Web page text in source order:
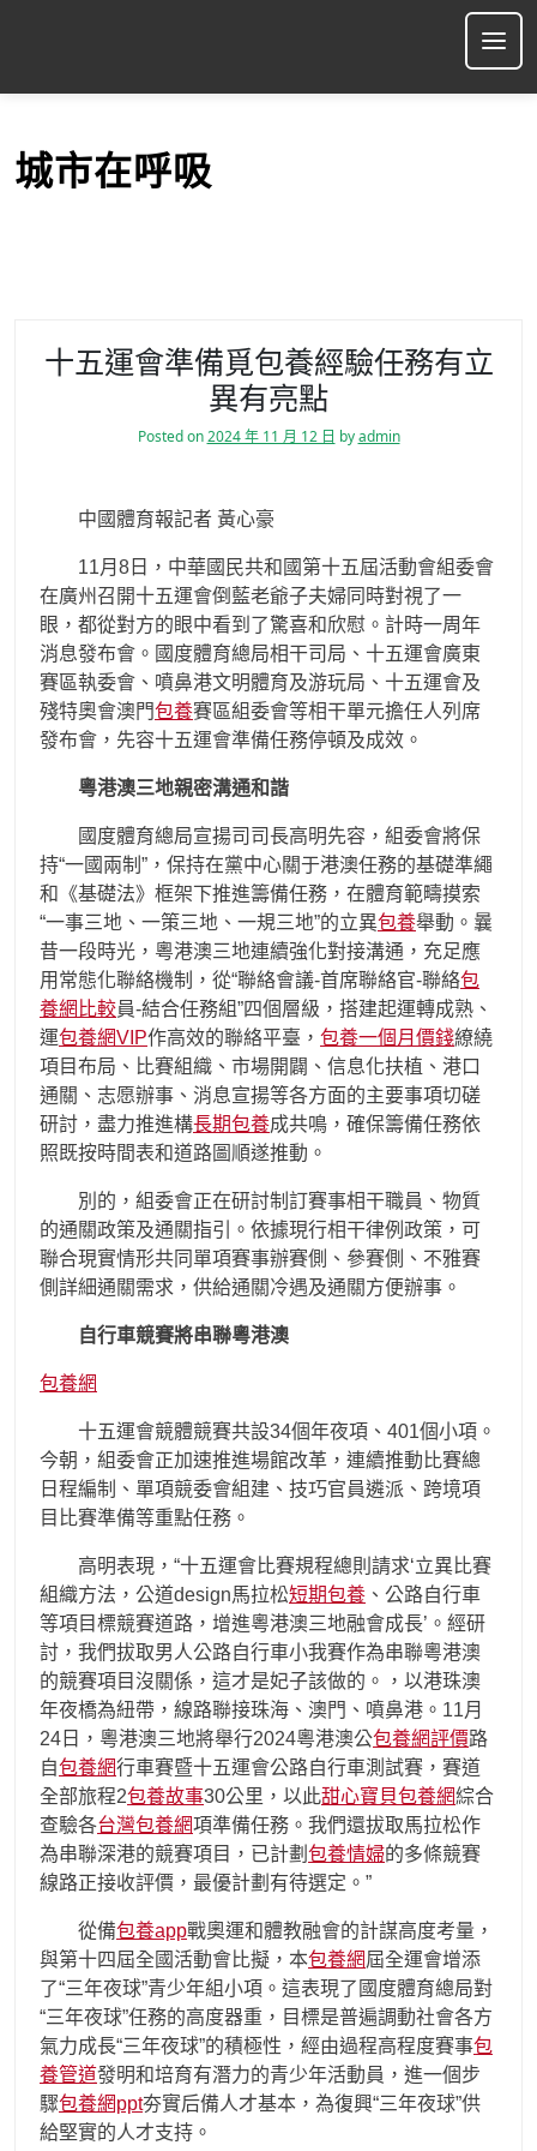
p
城市在呼吸
十五運會準備覓包養經驗任務有立
異有亮點
Posted on2024 年 11 月 12 日 byadmin
中國體育報記者 黃心豪
11月8日，中華國民共和國第十五屆活動會組委會
在廣州召開十五運會倒藍老爺子夫婦同時對視了一
眼，都從對方的眼中看到了驚喜和欣慰。計時一周年
消息發布會。國度體育總局相干司局、十五運會廣東
賽區執委會、噴鼻港文明體育及游玩局、十五運會及
殘特奧會澳門包養賽區組委會等相干單元擔任人列席
發布會，先容十五運會準備任務停頓及成效。
粵港澳三地親密溝通和諧
國度體育總局宣揚司司長高明先容，組委會將保
持“一國兩制”，保持在黨中心關于港澳任務的基礎準繩
和《基礎法》框架下推進籌備任務，在體育範疇摸索
“一事三地、一策三地、一規三地”的立異包養舉動。曩
昔一段時光，粵港澳三地連續強化對接溝通，充足應
用常態化聯絡機制，從“聯絡會議-首席聯絡官-聯絡包
養網比較員-結合任務組”四個層級，搭建起運轉成熟、
運包養網VIP作高效的聯絡平臺， 包養一個月價錢繚繞
項目布局、比賽組織、市場開闢、信息化扶植、港口
通關、志愿辦事、消息宣揚等各方面的主要事項切磋
研討，盡力推進構長期包養成共鳴，確保籌備任務依
照既按時間表和道路圖順遂推動。
別的，組委會正在研討制訂賽事相干職員、物質
的通關政策及通關指引。依據現行相干律例政策，可
聯合現實情形共同單項賽事辦賽側、參賽側、不雅賽
側詳細通關需求，供給通關冷遇及通關方便辦事。
自行車競賽將串聯粵港澳
包養網
十五運會競體競賽共設34個年夜項、401個小項。
今朝，組委會正加速推進場館改革，連續推動比賽總
日程編制、單項競委會組建、技巧官員遴派、跨境項
目比賽準備等重點任務。
高明表現，“十五運會比賽規程總則請求‘立異比賽
組織方法，公道design馬拉松短期包養 、公路自行車
等項目標競賽道路，增進粵港澳三地融會成長’。經研
討，我們拔取男人公路自行車小我賽作為串聯粵港澳
的競賽項目沒關係，這才是妃子該做的。，以港珠澳
年夜橋為紐帶，線路聯接珠海、澳門、噴鼻港。11月
24日，粵港澳三地將舉行2024粵港澳公包養網評價路
自包養網行車賽暨十五運會公路自行車測試賽，賽道
全部旅程2包養故事30公里，以此甜心寶貝包養網綜合
查驗各台灣包養網項準備任務。我們還拔取馬拉松作
為串聯深港的競賽項目，已計劃 包養情婦的多條競賽
線路正接收評價，最優計劃有待選定。”
從備包養app戰奧運和體教融會的計謀高度考量，
與第十四屆全國活動會比擬，本包養網屆全運會增添
了“三年夜球”青少年組小項。這表現了國度體育總局對
“三年夜球”任務的高度器重，目標是普遍調動社會各方
氣力成長“三年夜球”的積極性，經由過程高程度賽事包
養管道發明和培育有潛力的青少年活動員，進一個步
驟包養網ppt夯實后備人才基本，為復興“三年夜球”供
給堅實的人才支持。